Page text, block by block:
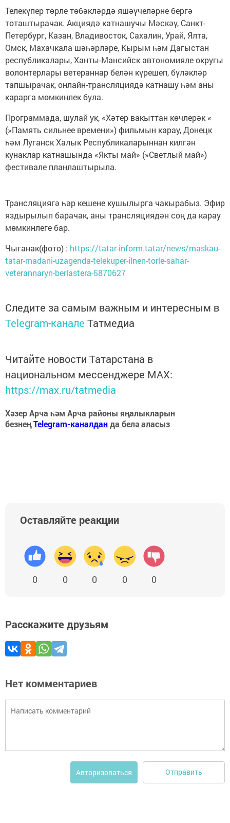
Телекүпер төрле төбәкләрдә яшәүчеләрне бергә
тоташтырачак. Акциядә катнашучы Мәскәү, Санкт-
Петербург, Казан, Владивосток, Сахалин, Урай, Ялта,
Омск, Махачкала шәһәрләре, Кырым һәм Дагыстан
республикалары, Ханты-Мансийск автономияле округы
волонтерлары ветераннар белән күрешеп, бүләкләр
тапшырачак, онлайн-трансляциядә катнашу һәм аны
карарга мөмкинлек була.
Программада, шулай ук, «Хәтер вакыттан көчлерәк «
(»Память сильнее времени») фильмын карау, Донецк
һәм Луганск Халык Республикаларыннан килгән
кунаклар катнашында «Якты май» (»Светлый май»)
фестивале планлаштырыла.
Трансляциягә һәр кешене кушылырга чакырабыз. Эфир
яздырылып барачак, аны трансляциядән соң да карау
мөмкинлеге бар.
Чыганак(фото) : https://tatar-inform.tatar/news/maskau-
tatar-madani-uzagenda-telekuper-ilnen-torle-sahar-
veterannaryn-berlastera-5870627
Следите за самым важным и интересным в
Telegram-канале Татмедиа
Читайте новости Татарстана в
национальном мессенджере MАХ:
https://max.ru/tatmedia
Хәзер Арча һәм Арча районы яңалыкларын
безнеңTelegram-каналданда белә аласыз
Оставляйте реакции
0 0 0 0 0
Расскажите друзьям
Нет комментариев
Авторизоваться Отправить